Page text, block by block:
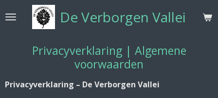
direct
hoofdinhoud
De Verborgen Vallei
Privacyverklaring | Algemene
voorwaarden
Privacyverklaring – De Verborgen Vallei